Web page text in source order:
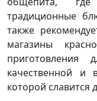
традиционные
также
магазины
приготовления
качественной и
которой славится